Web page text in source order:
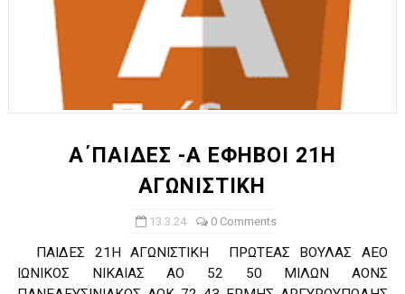
Α΄ΠΑΙΔΕΣ -Α ΕΦΗΒΟΙ 21Η
ΑΓΩΝΙΣΤΙΚΗ
13.3.24 0 Comments
ΠΑΙΔΕΣ 21Η ΑΓΩΝΙΣΤΙΚΗ ΠΡΩΤΕΑΣ ΒΟΥΛΑΣ ΑΕΟ
ΙΩΝΙΚΟΣ ΝΙΚΑΙΑΣ ΑΟ 52 50 ΜΙΛΩΝ ΑΟΝΣ